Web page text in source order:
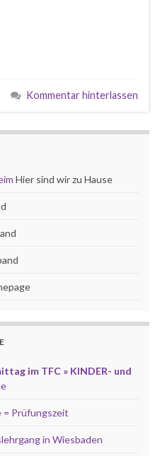
Kommentar hinterlassen
Hier sind wir zu Hause
im TFC » KINDER- und
= Prüfungszeit
in Wiesbaden